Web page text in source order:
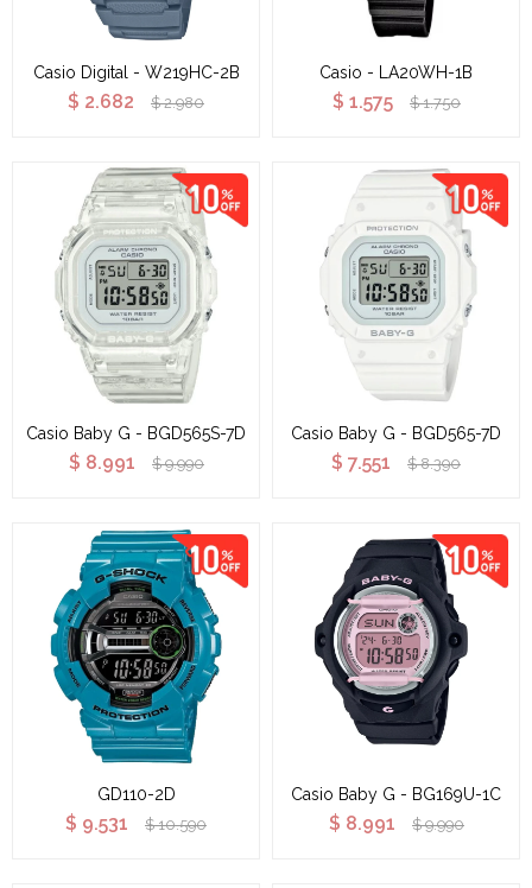
Casio Digital - W219HC-2B
$ 2.682 $ 2.980
Casio - LA20WH-1B
$ 1.575 $ 1.750
Casio Baby G - BGD565S-7D
$ 8.991 $ 9.990
Casio Baby G - BGD565-7D
$ 7.551 $ 8.390
GD110-2D
$ 9.531 $ 10.590
Casio Baby G - BG169U-1C
$ 8.991 $ 9.990